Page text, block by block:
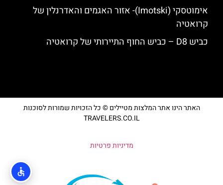
אימוטסקי (Imotski)- אזור האגמים והאדרנלין של
קרואטיה
כביש D8 – כביש החוף התיירותי של קרואטיה
האתר הינו אתר המלצות מטיילים © כל הזכויות שמורות לסוכנות
TRAVELERS.CO.IL
מדיניות פרטיות